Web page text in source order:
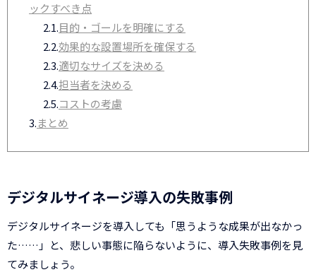
ックすべき点
2.1.目的・ゴールを明確にする
2.2.効果的な設置場所を確保する
2.3.適切なサイズを決める
2.4.担当者を決める
2.5.コストの考慮
3.まとめ
デジタルサイネージ導入の失敗事例
デジタルサイネージを導入しても「思うような成果が出なかっ
た……」と、悲しい事態に陥らないように、導入失敗事例を見
てみましょう。